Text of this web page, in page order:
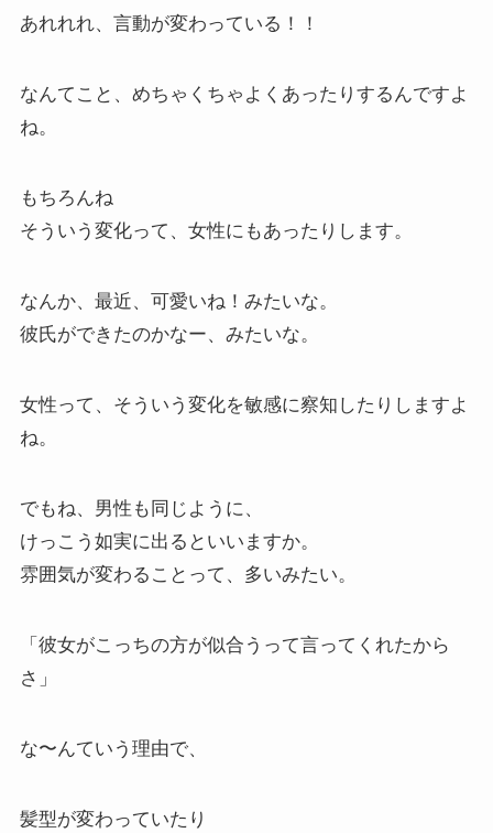
あれれれ、言動が変わっている！！
なんてこと、めちゃくちゃよくあったりするんですよ
ね。
もちろんね
そういう変化って、女性にもあったりします。
なんか、最近、可愛いね！みたいな。
彼氏ができたのかなー、みたいな。
女性って、そういう変化を敏感に察知したりしますよ
ね。
でもね、男性も同じように、
けっこう如実に出るといいますか。
雰囲気が変わることって、多いみたい。
「彼女がこっちの方が似合うって言ってくれたから
さ」
な〜んていう理由で、
髪型が変わっていたり